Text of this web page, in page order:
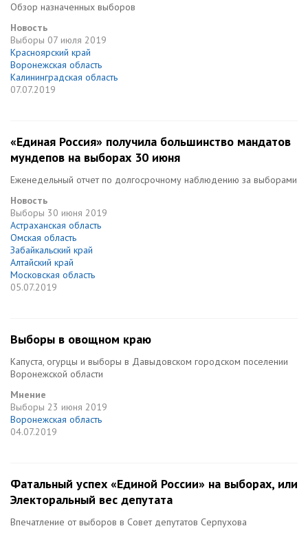
Обзор назначенных выборов
Новость
Выборы 07 июля 2019
Красноярский край
Воронежская область
Калининградская область
07.07.2019
«Единая Россия» получила большинство мандатов
мундепов на выборах 30 июня
Еженедельный отчет по долгосрочному наблюдению за выборами
Новость
Выборы 30 июня 2019
Астраханская область
Омская область
Забайкальский край
Алтайский край
Московская область
05.07.2019
Выборы в овощном краю
Капуста, огурцы и выборы в Давыдовском городском поселении
Воронежской области
Мнение
Выборы 23 июня 2019
Воронежская область
04.07.2019
Фатальный успех «Единой России» на выборах, или
Электоральный вес депутата
Впечатление от выборов в Совет депутатов Серпухова